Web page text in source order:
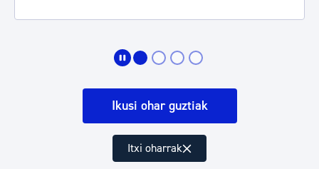
Ikusi ohar guztiak
Itxi oharrak